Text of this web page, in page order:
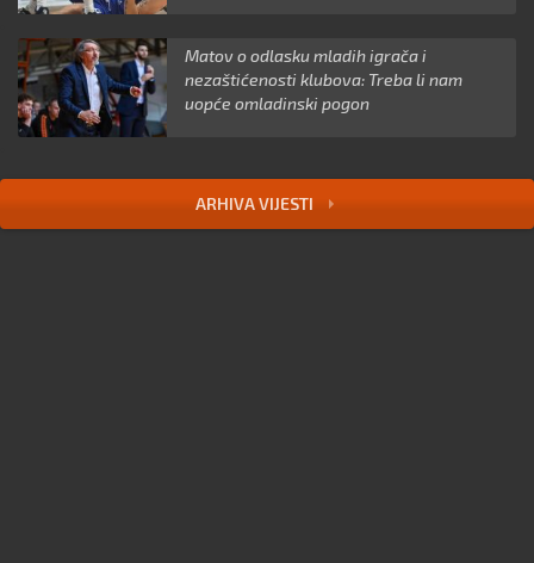
Matov o odlasku mladih igrača i
nezaštićenosti klubova: Treba li nam
uopće omladinski pogon
ARHIVA VIJESTI